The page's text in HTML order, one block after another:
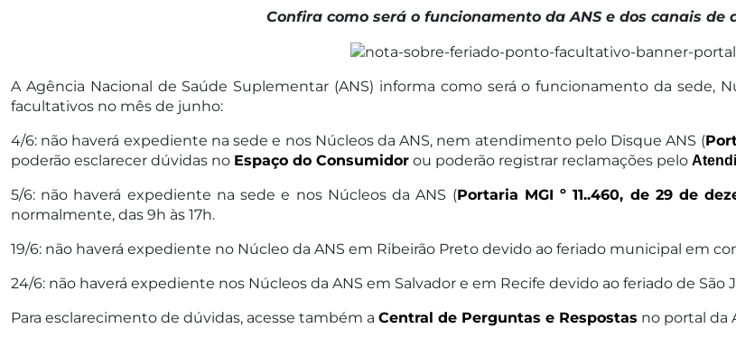
Confira como será o funcionamento da ANS e dos canais
A Agência Nacional de Saúde Suplementar (ANS) informa como será o funcionamento da sede,
facultativos no mês de junho:
4/6: não haverá expediente na sede e nos Núcleos da ANS, nem atendimento pelo Disque ANS (
poderão esclarecer dúvidas no Espaço do Consumidor ou poderão registrar reclamações pelo
5/6: não haverá expediente na sede e nos Núcleos da ANS (Portaria MGI º 11..460, de 29 de
normalmente, das 9h às 17h.
19/6: não haverá expediente no Núcleo da ANS em Ribeirão Preto devido ao feriado municipal em
24/6: não haverá expediente nos Núcleos da ANS em Salvador e em Recife devido ao feriado de São
Para esclarecimento de dúvidas, acesse também a Central de Perguntas e Respostas no portal da